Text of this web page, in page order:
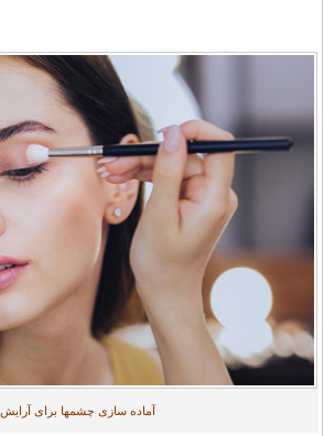
آماده سازی چشمها برای آرایش